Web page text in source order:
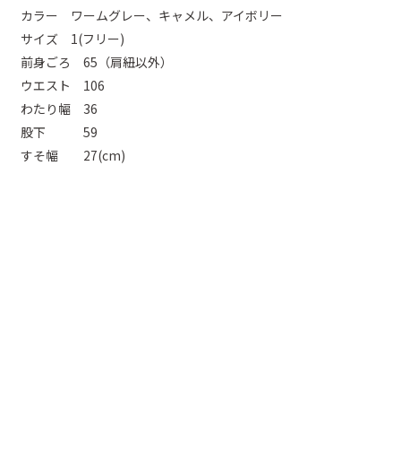
カラー ワームグレー、キャメル、アイボリー
サイズ 1(フリー)
前身ごろ 65（肩紐以外）
ウエスト 106
わたり幅 36
股下 59
すそ幅 27(cm)